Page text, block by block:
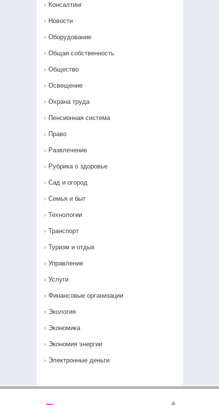
Консалтинг
Новости
Оборудование
Общая собственность
Общество
Освещение
Охрана труда
Пенсионная система
Право
Развлечение
Рубрика о здоровье
Сад и огород
Семья и быт
Технологии
Транспорт
Туризм и отдых
Управление
Услуги
Финансовые организации
Экология
Экономика
Экономия энергии
Электронные деньги